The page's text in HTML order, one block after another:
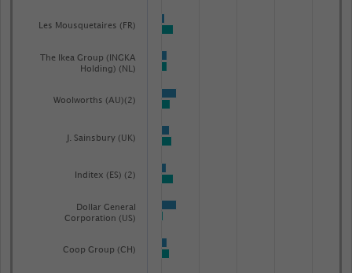
Les Mousquetaires (FR)
The Ikea Group (INGKA
Holding) (NL)
Woolworths (AU)(2)
J. Sainsbury (UK)
Inditex (ES) (2)
Dollar General
Corporation (US)
Coop Group (CH)